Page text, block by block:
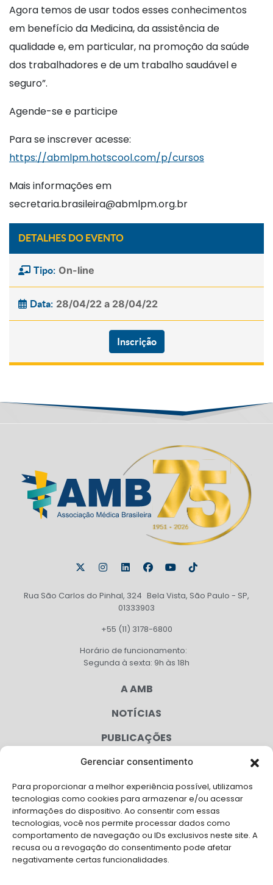
Gerenciar consentimento
Para proporcionar a melhor experiência possível, utilizamos
tecnologias como cookies para armazenar e/ou acessar
informações do dispositivo. Ao consentir com essas
tecnologias, você nos permite processar dados como
comportamento de navegação ou IDs exclusivos neste site. A
recusa ou a revogação do consentimento pode afetar
negativamente certas funcionalidades.
Agora temos de usar todos esses conhecimentos
em benefício da Medicina, da assistência de
qualidade e, em particular, na promoção da saúde
dos trabalhadores e de um trabalho saudável e
seguro”.
Agende-se e participe
Para se inscrever acesse:
https://abmlpm.hotscool.com/p/cursos
Mais informações em
secretaria.brasileira@abmlpm.org.br
DETALHES DO EVENTO
Tipo: On-line
Data: 28/04/22 a 28/04/22
Inscrição
Rua São Carlos do Pinhal, 324 Bela Vista, São Paulo - SP,
01333903
+55 (11) 3178-6800
Horário de funcionamento:
Segunda à sexta: 9h às 18h
A AMB
NOTÍCIAS
PUBLICAÇÕES
CONGRESSO
AGENDA
CAMPANHAS
SERVIÇOS
FILIADAS